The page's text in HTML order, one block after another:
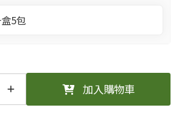
5包
加入購物車